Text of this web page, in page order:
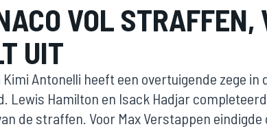
VOL STRAFFEN,
UIT
Antonelli heeft een overtuigende zege in
Lewis Hamilton en Isack Hadjar
de straffen. Voor Max Verstappen